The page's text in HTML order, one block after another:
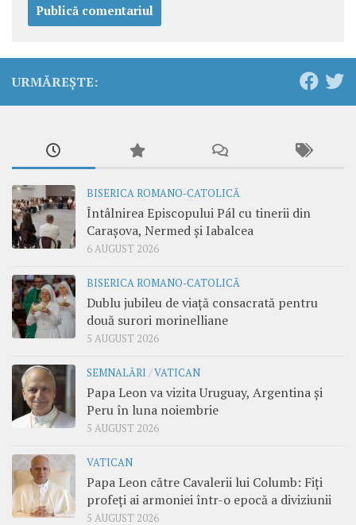
URMĂREȘTE:
BISERICA ROMANO-CATOLICĂ
Întâlnirea Episcopului Pál cu tinerii din
Carașova, Nermed și Iabalcea
6 AUGUST 2026
BISERICA ROMANO-CATOLICĂ
Dublu jubileu de viață consacrată pentru
două surori morinelliane
5 AUGUST 2026
SEMNALĂRI /VATICAN
Papa Leon va vizita Uruguay, Argentina și
Peru în luna noiembrie
5 AUGUST 2026
VATICAN
Papa Leon către Cavalerii lui Columb: Fiți
profeți ai armoniei într-o epocă a diviziunii
5 AUGUST 2026